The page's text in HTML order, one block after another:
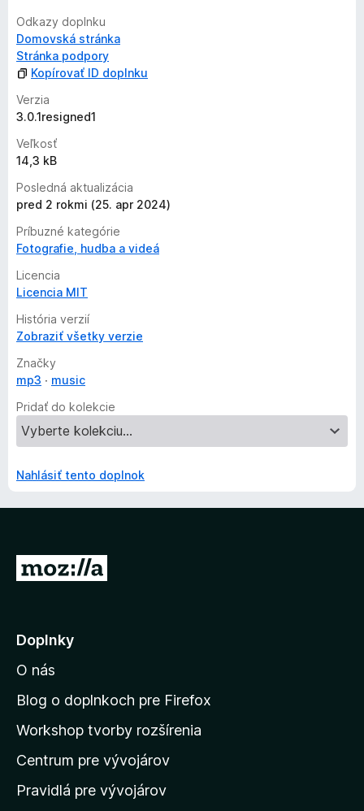
o
t
e
n
ý
Odkazy doplnku
Domovská stránka
Stránka podpory
Kopírovať ID doplnku
Verzia
3.0.1resigned1
Veľkosť
14,3 kB
Posledná aktualizácia
pred 2 rokmi (25. apr 2024)
Príbuzné kategórie
Fotografie, hudba a videá
Licencia
Licencia MIT
História verzií
Zobraziť všetky verzie
Značky
mp3
music
Pridať do kolekcie
Nahlásiť tento doplnok
P
j
ť
n
d
o
m
Doplnky
O nás
Blog o doplnkoch pre Firefox
Workshop tvorby rozšírenia
Centrum pre vývojárov
Pravidlá pre vývojárov